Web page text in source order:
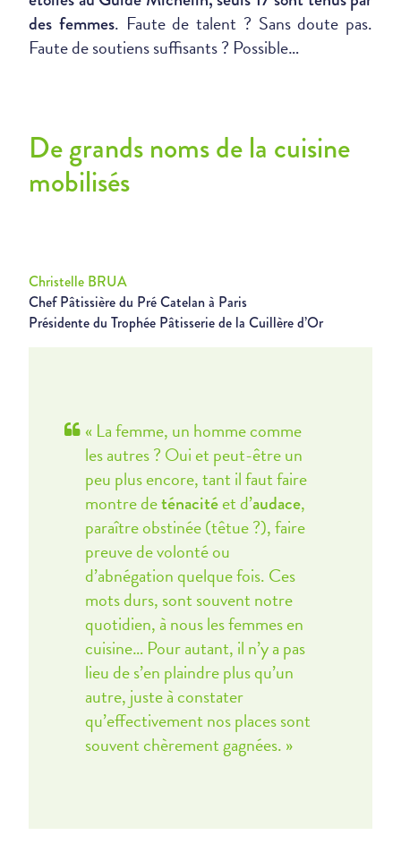
des femmes. Faute de talent ? Sans doute pas.
Faute de soutiens suffisants ? Possible…
De grands noms de la cuisine
mobilisés
Christelle BRUA
Chef Pâtissière du Pré Catelan à Paris
Présidente du Trophée Pâtisserie de la Cuillère d’Or
« La femme, un homme comme
les autres ? Oui et peut-être un
peu plus encore, tant il faut faire
montre deténacitéet d’audace,
paraître obstinée (têtue ?), faire
preuve de volonté ou
d’abnégation quelque fois. Ces
mots durs, sont souvent notre
quotidien, à nous les femmes en
cuisine… Pour autant, il n’y a pas
lieu de s’en plaindre plus qu’un
autre, juste à constater
qu’effectivement nos places sont
souvent chèrement gagnées. »